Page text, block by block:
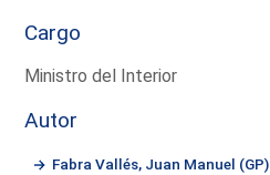
Cargo
Ministro del Interior
Autor
Fabra Vallés, Juan Manuel (GP)